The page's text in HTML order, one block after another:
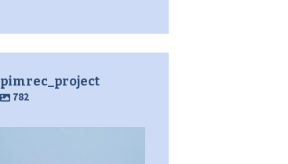
pimrec_project
782